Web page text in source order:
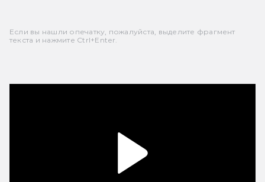
Если вы нашли опечатку, пожалуйста, выделите фрагмент
текста и нажмите Ctrl+Enter.